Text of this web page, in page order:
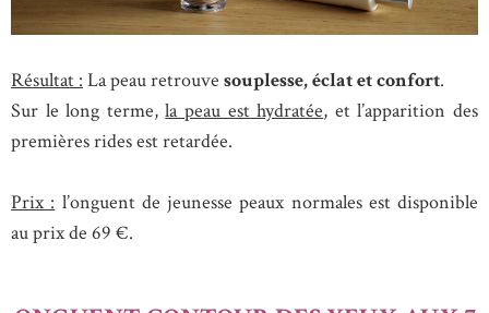
Résultat : La peau retrouve souplesse, éclat et confort.
Sur le long terme,la peau est hydratée, et l’apparition des
premières rides est retardée.
Prix : l’onguent de jeunesse peaux normales est disponible
au prix de 69 €.